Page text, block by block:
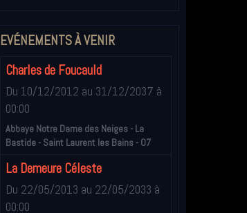
EVÉNEMENTS À VENIR
Charles de Foucauld
Du 10/12/2012 au 31/12/2037 à
00:00
Abbaye Notre Dame des Neiges - La
Bastide - Saint Laurent les Bains - 07
La Demeure Céleste
Du 22/05/2013 au 22/05/2033 à
00:00